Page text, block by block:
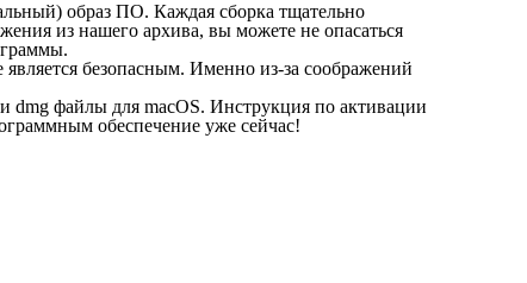
образ ПО. Каждая сборка тщательно
из нашего архива, вы можете не опасаться
является безопасным. Именно из-за соображений
dmg файлы для macOS. Инструкция по активации
обеспечение уже сейчас!